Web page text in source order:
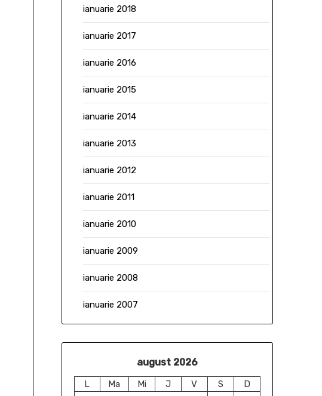
ianuarie 2018
ianuarie 2017
ianuarie 2016
ianuarie 2015
ianuarie 2014
ianuarie 2013
ianuarie 2012
ianuarie 2011
ianuarie 2010
ianuarie 2009
ianuarie 2008
ianuarie 2007
august 2026
L Ma Mi J V S
D